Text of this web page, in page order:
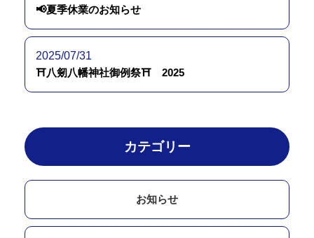
📢夏季休業のお知らせ
2025/07/31
⛩八剱八幡神社御例祭⛩ 2025
カテゴリー
お知らせ